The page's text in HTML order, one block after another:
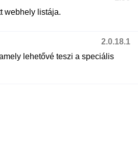
webhely listája.
2.0.18.1
lehetővé teszi a speciális